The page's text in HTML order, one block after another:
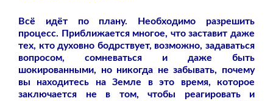
Всё идёт по плану. Необходимо разрешить
процесс. Приближается многое, что заставит даже
тех, кто духовно бодрствует, возможно, задаваться
вопросом, сомневаться и даже быть
шокированными, но никогда не забывать, почему
вы находитесь на Земле в это время, которое
заключается не в том, чтобы реагировать и